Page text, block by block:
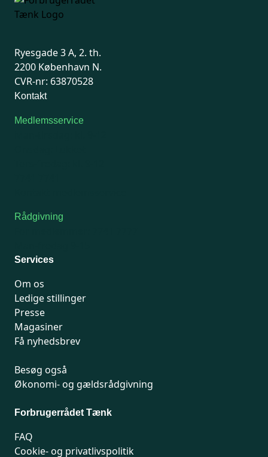
Ryesgade 3 A, 2. th.
2200 København N.
CVR-nr: 63870528
Kontakt
Medlemsservice
Rådgivning
Services
Om os
Ledige stillinger
Presse
Magasiner
Få nyhedsbrev
Besøg også
Økonomi- og gældsrådgivning
Forbrugerrådet Tænk
FAQ
Cookie- og privatlivspolitik